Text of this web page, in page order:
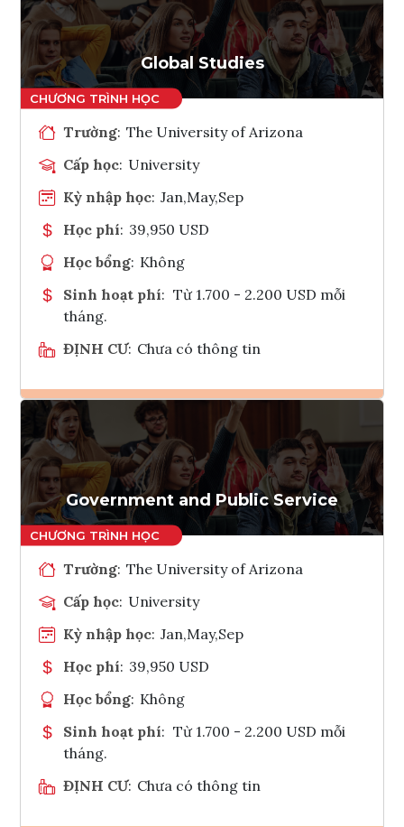
Tham vấn Interlink
Global Studies
Trường: The University of Arizona
Cấp học: University
Kỳ nhập học: Jan,May,Sep
Học phí: 39,950 USD
Học bổng: Không
Sinh hoạt phí: Từ 1.700 - 2.200 USD mỗi
tháng.
ĐỊNH CƯ: Chưa có thông tin
Ghi danh
Tham vấn Interlink
Government and Public Service
Trường: The University of Arizona
Cấp học: University
Kỳ nhập học: Jan,May,Sep
Học phí: 39,950 USD
Học bổng: Không
Sinh hoạt phí: Từ 1.700 - 2.200 USD mỗi
tháng.
ĐỊNH CƯ: Chưa có thông tin